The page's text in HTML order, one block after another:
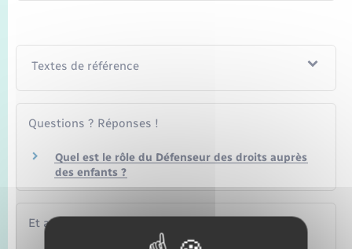
Textes de référence
Questions ? Réponses !
Quel est le rôle du Défenseur des droits auprès
des enfants ?
Et aussi